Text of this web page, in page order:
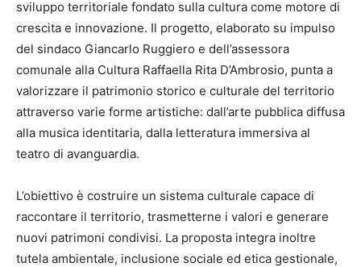
sviluppo territoriale fondato sulla cultura come motore di
crescita e innovazione. Il progetto, elaborato su impulso
del sindaco Giancarlo Ruggiero e dell’assessora
comunale alla Cultura Raffaella Rita D’Ambrosio, punta a
valorizzare il patrimonio storico e culturale del territorio
attraverso varie forme artistiche: dall’arte pubblica diffusa
alla musica identitaria, dalla letteratura immersiva al
teatro di avanguardia.
L’obiettivo è costruire un sistema culturale capace di
raccontare il territorio, trasmetterne i valori e generare
nuovi patrimoni condivisi. La proposta integra inoltre
tutela ambientale, inclusione sociale ed etica gestionale,